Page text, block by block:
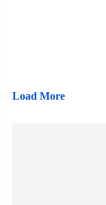
Load More